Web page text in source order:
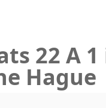
22 A 1
Hague